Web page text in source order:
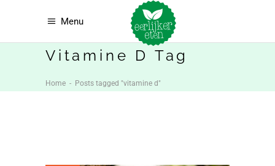
Menu
Vitamine D Tag
Home - Posts tagged "vitamine d"